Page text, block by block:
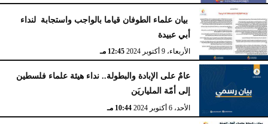
بيان علماء الطوفان قياما بالواجب واستجابة لنداء
أبي عبيدة
الأربعاء، 9 أكتوبر 2024 12:45 مـ
عامٌ على الإبادة والبطولة.. نداء هيئة علماء فلسطين
إلى أمّة الملياريَن
الأحد، 6 أكتوبر 2024 10:44 مـ